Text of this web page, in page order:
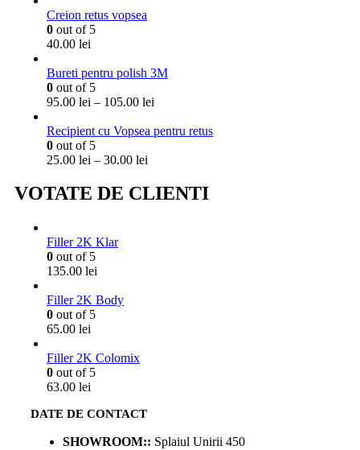
Creion retus vopsea
0 out of 5
40.00 lei
Bureti pentru polish 3M
0 out of 5
95.00 lei – 105.00 lei
prețuri:
105.00 lei
Recipient cu Vopsea pentru retus
0 out of 5
25.00 lei – 30.00 lei
prețuri:
25.00 lei
VOTATE DE CLIENTI
Filler 2K Klar
0 out of 5
135.00 lei
Filler 2K Body
0 out of 5
65.00 lei
Filler 2K Colomix
0 out of 5
63.00 lei
DATE DE CONTACT
SHOWROOM:: Splaiul Unirii 450